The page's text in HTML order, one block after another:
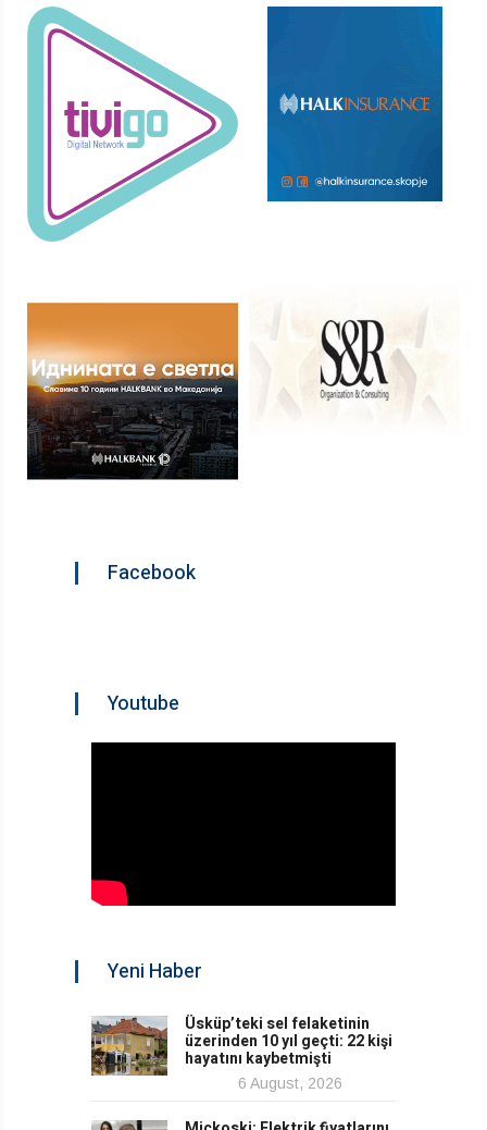
Facebook
Youtube
Yeni Haber
Üsküp’teki sel felaketinin
üzerinden 10 yıl geçti: 22 kişi
hayatını kaybetmişti
6 August, 2026